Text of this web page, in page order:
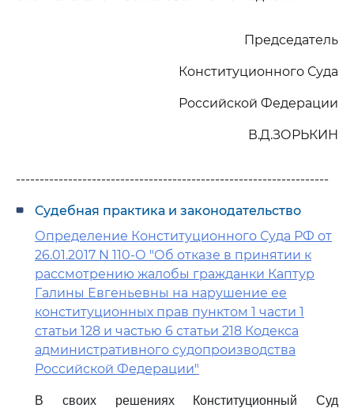
Председатель
Конституционного Суда
Российской Федерации
В.Д.ЗОРЬКИН
------------------------------------------------------------------
Судебная практика и законодательство
Определение Конституционного Суда РФ от
26.01.2017 N 110-О "Об отказе в принятии к
рассмотрению жалобы гражданки Каптур
Галины Евгеньевны на нарушение ее
конституционных прав пунктом 1 части 1
статьи 128 и частью 6 статьи 218 Кодекса
административного судопроизводства
Российской Федерации"
В своих решениях Конституционный Суд